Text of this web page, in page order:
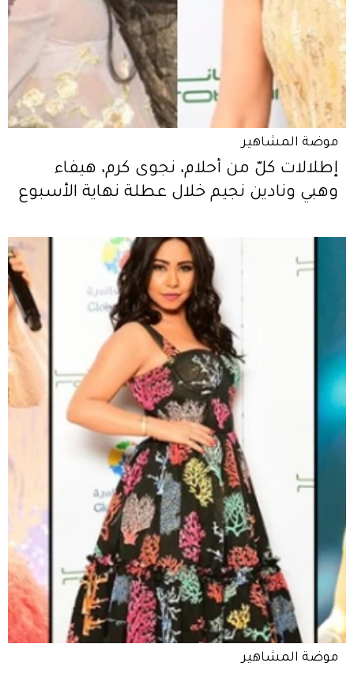
موضة المشاهير
إطلالات كلّ من أحلام، نجوى كرم، هيفاء
وهبي ونادين نجيم خلال عطلة نهاية الأسبوع
موضة المشاهير